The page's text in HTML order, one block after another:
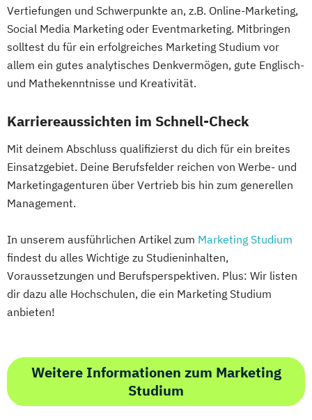
Vertiefungen und Schwerpunkte an, z.B. Online-Marketing,
Social Media Marketing oder Eventmarketing. Mitbringen
solltest du für ein erfolgreiches Marketing Studium vor
allem ein gutes analytisches Denkvermögen, gute Englisch-
und Mathekenntnisse und Kreativität.
Karriereaussichten im Schnell-Check
Mit deinem Abschluss qualifizierst du dich für ein breites
Einsatzgebiet. Deine Berufsfelder reichen von Werbe- und
Marketingagenturen über Vertrieb bis hin zum generellen
Management.
In unserem ausführlichen Artikel zum Marketing Studium
findest du alles Wichtige zu Studieninhalten,
Voraussetzungen und Berufsperspektiven. Plus: Wir listen
dir dazu alle Hochschulen, die ein Marketing Studium
anbieten!
Weitere Informationen zum Marketing
Studium